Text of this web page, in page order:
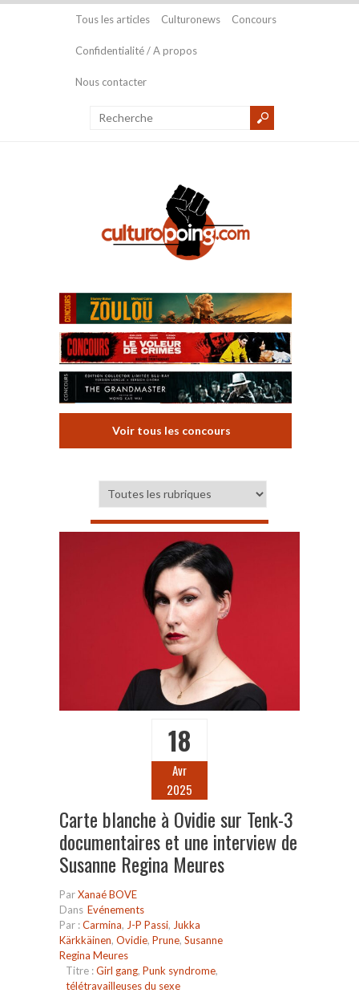
Tous les articles Culturonews Concours
Confidentialité / A propos
Nous contacter
Voir tous les concours
18
Avr
2025
Carte blanche à Ovidie sur Tenk-3
documentaires et une interview de
Susanne Regina Meures
ParXanaé BOVE
Dans Evénements
Par :Carmina, J-P Passi, Jukka
Kärkkäinen, Ovidie, Prune, Susanne
Regina Meures
Titre :Girl gang, Punk syndrome,
télétravailleuses du sexe